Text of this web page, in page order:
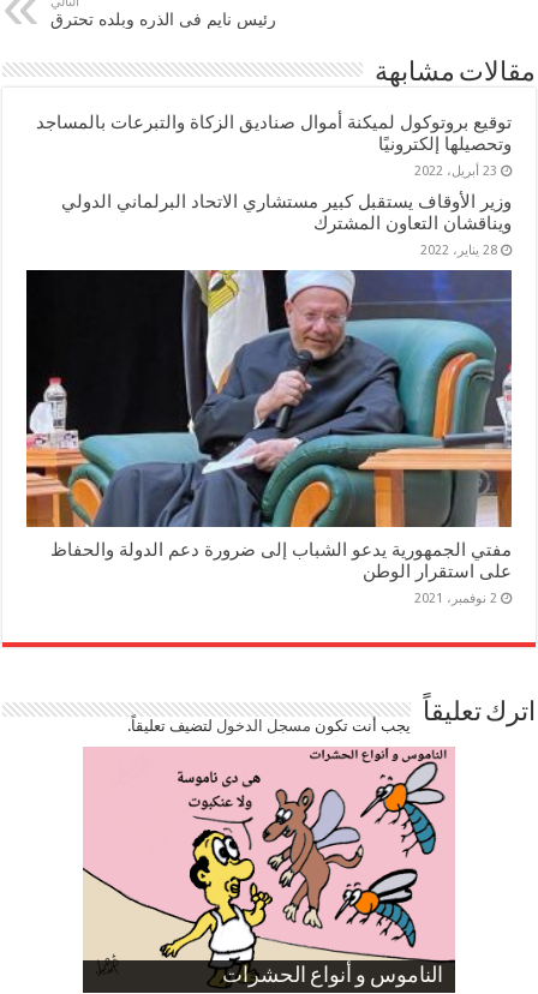
رئيس نايم فى الذره وبلده تحترق
مقالات مشابهة
توقيع بروتوكول لميكنة أموال صناديق الزكاة والتبرعات بالمساجد
وتحصيلها إلكترونيًا
23 أبريل، 2022
وزير الأوقاف يستقبل كبير مستشاري الاتحاد البرلماني الدولي
ويناقشان التعاون المشترك
28 يناير، 2022
مفتي الجمهورية يدعو الشباب إلى ضرورة دعم الدولة والحفاظ
على استقرار الوطن
2 نوفمبر، 2021
اترك تعليقاً يجب أنت تكون مسجل الدخوللتضيف تعليقاً.
الناموس و أنواع الحشرات
الموظفين بعد ارتفاع الأسعار
ارتفاع نسبة الطلاق في مصر
صورة كاركاتيرية
صورة كاركاتيرية